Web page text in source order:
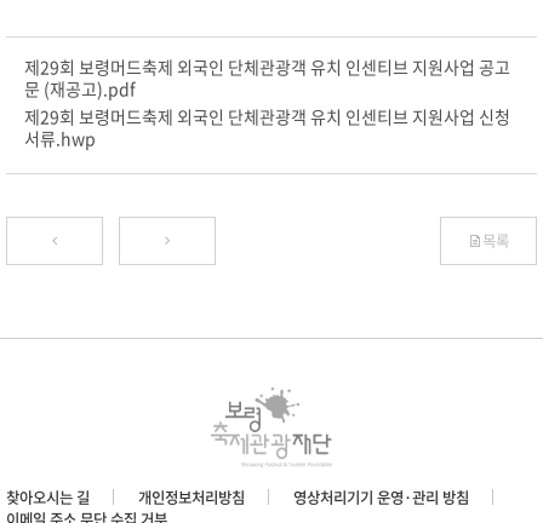
제29회 보령머드축제 외국인 단체관광객 유치 인센티브 지원사업 공고
문 (재공고).pdf
제29회 보령머드축제 외국인 단체관광객 유치 인센티브 지원사업 신청
서류.hwp
목록
찾아오시는 길 개인정보처리방침
영상처리기기 운영·관리 방침